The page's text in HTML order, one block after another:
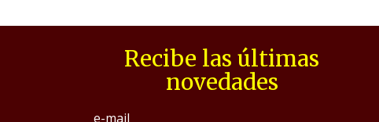
Recibe las últimas
novedades